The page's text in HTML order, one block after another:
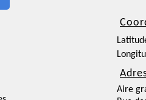
Aire